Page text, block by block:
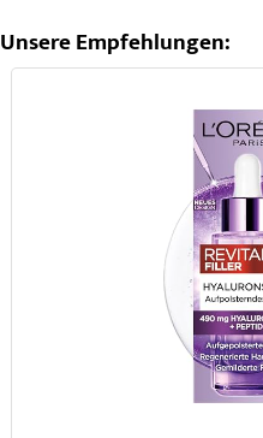
Unsere Empfehlungen: